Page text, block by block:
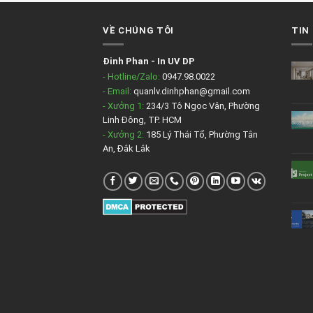
VỀ CHÚNG TÔI
Đinh Phan - In UV DP
- Hotline/Zalo: 0947.98.0022
- Email: quanlv.dinhphan@gmail.com
- Xưởng 1: 234/3 Tô Ngọc Vân, Phường
Linh Đông, TP. HCM
- Xưởng 2: 185 Lý Thái Tổ, Phường Tân
An, Đắk Lắk
TIN